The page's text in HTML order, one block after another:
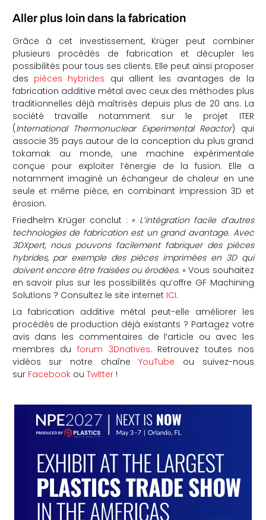
Aller plus loin dans la fabrication
Grâce à cet investissement, Krüger peut combiner
plusieurs procédés de fabrication et décupler les
possibilités pour tous ses clients. Elle peut ainsi proposer
des pièces hybrides qui allient les avantages de la
fabrication additive métal avec ceux des méthodes plus
traditionnelles déjà maîtrisés depuis plus de 20 ans. La
société travaille notamment sur le projet ITER
(International Thermonuclear Experimental Reactor) qui
associe 35 pays autour de la conception du plus grand
tokamak au monde, une machine expérimentale
conçue pour exploiter l’énergie de la fusion. Elle a
notamment imaginé un échangeur de chaleur en une
seule et même pièce, en combinant impression 3D et
érosion.
Friedhelm Krüger conclut : « L’intégration facile d’autres
technologies de fabrication est un grand avantage. Avec
3DXpert, nous pouvons facilement fabriquer des pièces
hybrides, par exemple des pièces imprimées en 3D qui
doivent encore être fraisées ou érodées. » Vous souhaitez
en savoir plus sur les possibilités qu’offre GF Machining
Solutions ? Consultez le site internet ICI.
La fabrication additive métal peut-elle améliorer les
procédés de production déjà existants ? Partagez votre
avis dans les commentaires de l’article ou avec les
membres du forum 3Dnatives. Retrouvez toutes nos
vidéos sur notre chaîneYouTube ou suivez-nous
sur Facebookou Twitter!